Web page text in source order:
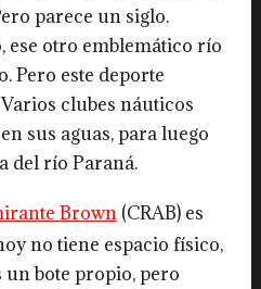
parece un siglo.
ese otro emblemático río
Pero este deporte
clubes náuticos
sus aguas, para luego
del río Paraná.
Brown(CRAB) es
no tiene espacio físico,
un bote propio, pero